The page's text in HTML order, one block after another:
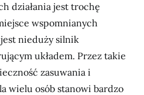
działania jest trochę
wspomnianych
nieduży silnik
układem. Przez takie
zasuwania i
wielu osób stanowi bardzo